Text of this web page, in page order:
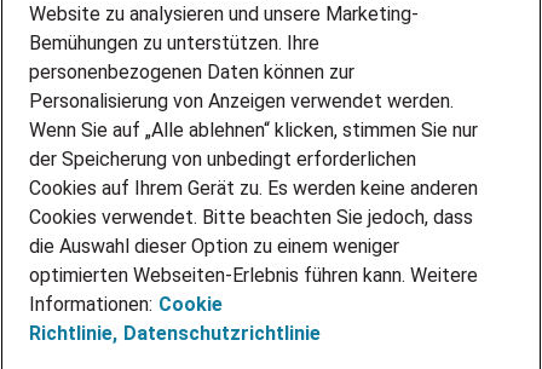
INITIATIV BEWERBEN
ÜBER UNS
STANDORTE
BLOG
PRESSE
KONTAKT
@Adecco 2026
IMPRESSUM
DATENSCHUTZ
Website zu analysieren und unsere Marketing-
Bemühungen zu unterstützen. Ihre
personenbezogenen Daten können zur
Personalisierung von Anzeigen verwendet werden.
Wenn Sie auf „Alle ablehnen“ klicken, stimmen Sie nur
der Speicherung von unbedingt erforderlichen
Cookies auf Ihrem Gerät zu. Es werden keine anderen
Cookies verwendet. Bitte beachten Sie jedoch, dass
die Auswahl dieser Option zu einem weniger
optimierten Webseiten-Erlebnis führen kann. Weitere
Informationen: Cookie
Richtlinie, Datenschutzrichtlinie